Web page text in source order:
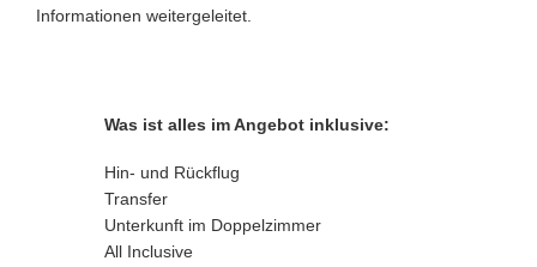
Informationen weitergeleitet.
Was ist alles im Angebot inklusive:
Hin- und Rückflug
Transfer
Unterkunft im Doppelzimmer
All Inclusive